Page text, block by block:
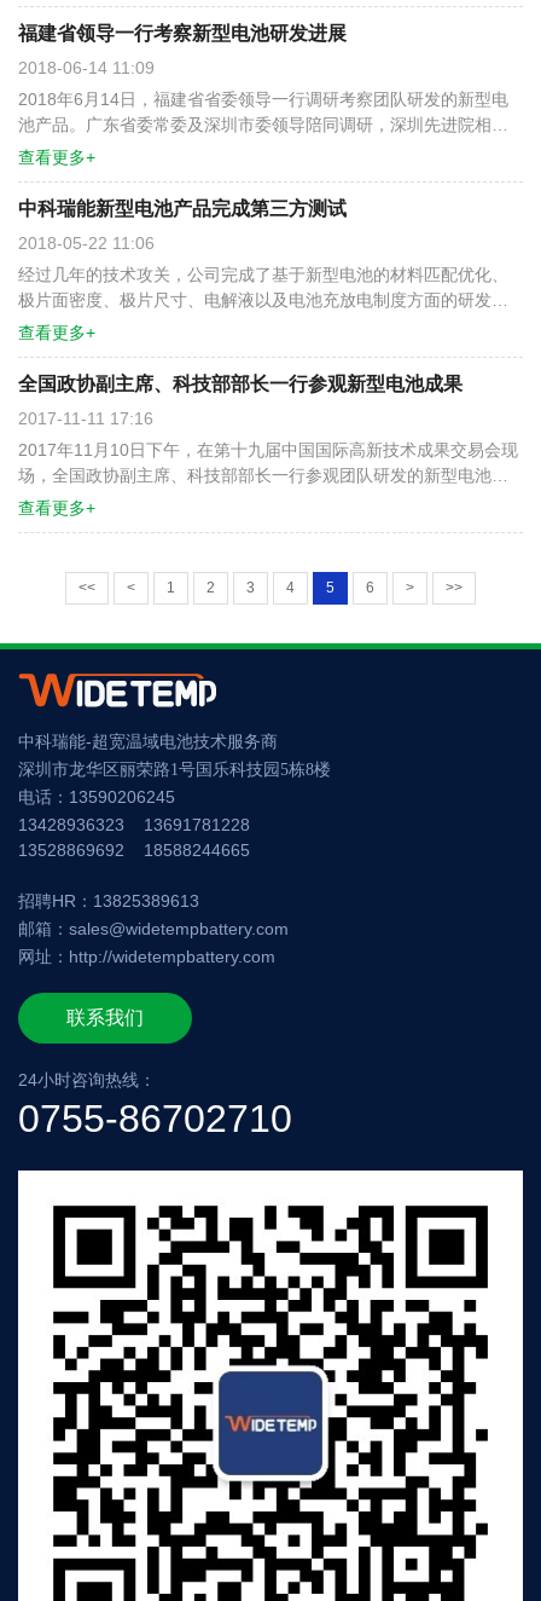
料将显著提升能量密度，并降低成本，且具有宽温域、环保易回收
源、家庭及光伏储能、通讯储能、新能源汽车等应用场景具有良好
的市场应用前景。目前公司电池产品性能已通过第三方检测，将陆
续开展电池的生产和销售。
福建省领导一行考察新型电池研发进展
2018-06-14 11:09
2018年6月14日，福建省省委领导一行调研考察团队研发的新型电
池产品。广东省委常委及深圳市委领导陪同调研，深圳先进院相关
领导接待来宾。 团队负责人详细介绍了新型电池技术优势及开发进
密度，并降低成本，且具有宽温域、环保易回收等优势，在电动自
能、通讯储能、新能源汽车等应用场景具有良好的市场应用前景。
查看更多+
中科瑞能新型电池产品完成第三方测试
2018-05-22 11:06
经过几年的技术攻关，公司完成了基于新型电池的材料匹配优化、
极片面密度、极片尺寸、电解液以及电池充放电制度方面的研发工
作。2018年4月，公司将研发的新型电池产品送往中国电子技术标准
及循环性能要求。 公司将进一步提升电池的能量密度、循环性能、
作，进行电池的生产和销售。
查看更多+
全国政协副主席、科技部部长一行参观新型电池成果
2017-11-11 17:16
2017年11月10日下午，在第十九届中国国际高新技术成果交易会现
场，全国政协副主席、科技部部长一行参观团队研发的新型电池产
品，研发团队负责人向其详细介绍了新型高容量电池的最近研究进
行车、滑板车、医疗设备、小家电类、备用电源、家庭及光伏储
能、通讯储能、新能源汽车等应用场景具有良好的市场应用前...
查看更多+
<< < 1 2 3 4 5 6 > >>
中科瑞能-超宽温域电池技术服务商
深圳市龙华区丽荣路1号国乐科技园5栋8楼
电话：13590206245
13428936323 13691781228
13528869692 18588244665
招聘HR：13825389613
邮箱： sales@widetempbattery.com
网址： http://widetempbattery.com
联系我们
24小时咨询热线：
0755-86702710